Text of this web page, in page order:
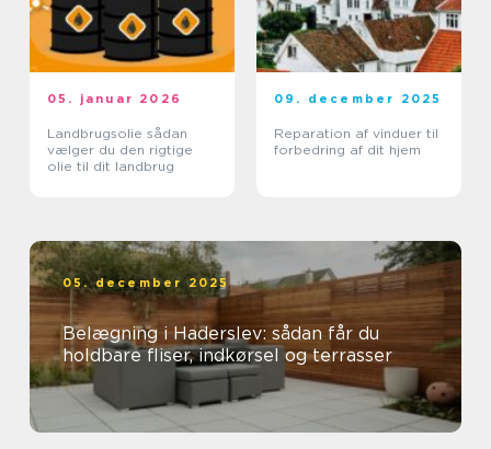
05. januar 2026
Landbrugsolie sådan
vælger du den rigtige
olie til dit landbrug
09. december 2025
Reparation af vinduer til
forbedring af dit hjem
05. december 2025
Belægning i Haderslev: sådan får du
holdbare fliser, indkørsel og terrasser